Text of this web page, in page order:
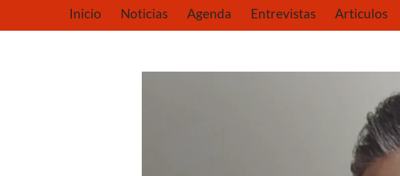
Inicio Noticias Agenda Entrevistas Articulos